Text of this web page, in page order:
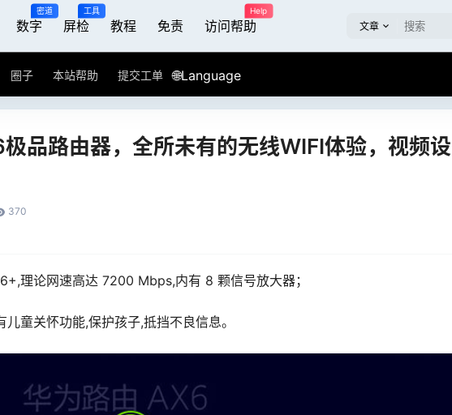
数字
密道
屏检
工具
教程 免责 访问帮助
Help
文章
圈子 本站帮助 提交工单 🌐Language
极品路由器，全所未有的无线WIFI体验，视频设
370
理论网速高达 7200 Mbps,内有 8 颗信号放大器；
童关怀功能,保护孩子,抵挡不良信息。